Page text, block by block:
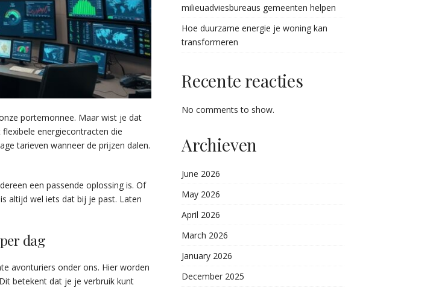
portemonnee. Maar wist je dat
flexibele energiecontracten die
tarieven wanneer de prijzen dalen.
een passende oplossing is. Of
altijd wel iets dat bij je past. Laten
dag
avonturiers onder ons. Hier worden
betekent dat je je verbruik kunt
milieuadviesbureaus gemeenten helpen
Hoe duurzame energie je woning kan
transformeren
Recente reacties
No comments to show.
Archieven
June 2026
May 2026
April 2026
March 2026
January 2026
December 2025